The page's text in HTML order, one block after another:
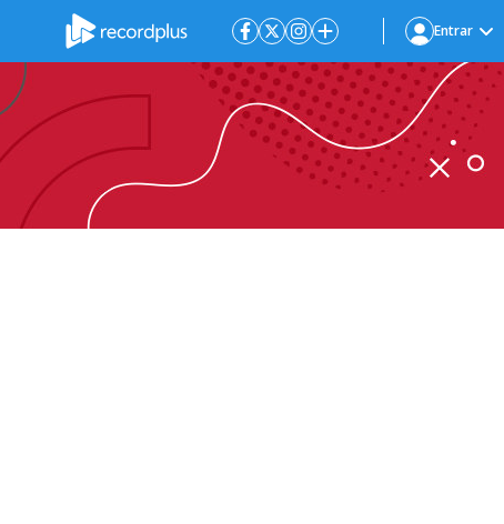
Entrar